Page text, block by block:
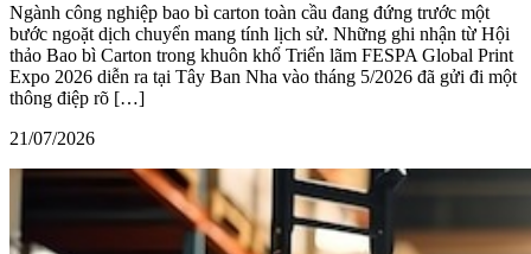
Ngành công nghiệp bao bì carton toàn cầu đang đứng trước một
bước ngoặt dịch chuyển mang tính lịch sử. Những ghi nhận từ Hội
thảo Bao bì Carton trong khuôn khổ Triển lãm FESPA Global Print
Expo 2026 diễn ra tại Tây Ban Nha vào tháng 5/2026 đã gửi đi một
thông điệp rõ […]
21/07/2026